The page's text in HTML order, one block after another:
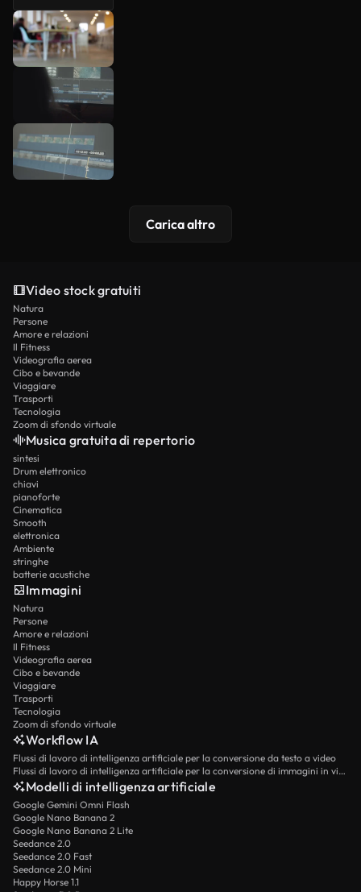
Carica altro
Video stock gratuiti
Natura
Persone
Amore e relazioni
Il Fitness
Videografia aerea
Cibo e bevande
Viaggiare
Trasporti
Tecnologia
Zoom di sfondo virtuale
Musica gratuita di repertorio
sintesi
Drum elettronico
chiavi
pianoforte
Cinematica
Smooth
elettronica
Ambiente
stringhe
batterie acustiche
Immagini
Natura
Persone
Amore e relazioni
Il Fitness
Videografia aerea
Cibo e bevande
Viaggiare
Trasporti
Tecnologia
Zoom di sfondo virtuale
Workflow IA
Flussi di lavoro di intelligenza artificiale per la conversione da testo a video
Flussi di lavoro di intelligenza artificiale per la conversione di immagini in video
Modelli di intelligenza artificiale
Google Gemini Omni Flash
Google Nano Banana 2
Google Nano Banana 2 Lite
Seedance 2.0
Seedance 2.0 Fast
Seedance 2.0 Mini
Happy Horse 1.1